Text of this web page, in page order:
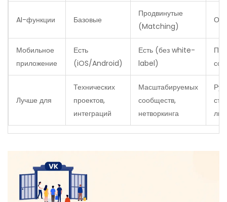
AI-функции Базовые
Продвинутые
(Matching)
Мобильное
приложение
Есть
(iOS/Android)
Есть (без white-
label)
Лучше для
Технических
проектов,
интеграций
Масштабируемых
сообществ,
нетворкинга